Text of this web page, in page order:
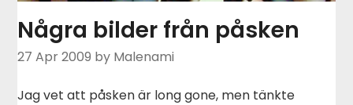
Några bilder från påsken
27 Apr 2009 by Malenami
Jag vet att påsken är long gone, men tänkte